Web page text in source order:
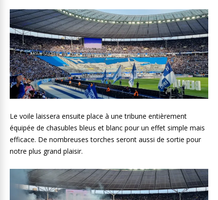
Le voile laissera ensuite place à une tribune entièrement
équipée de chasubles bleus et blanc pour un effet simple mais
efficace. De nombreuses torches seront aussi de sortie pour
notre plus grand plaisir.